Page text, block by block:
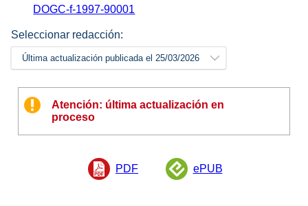
DOGC-f-1997-90001
Seleccionar redacción:
Última actualización publicada el 25/03/2026
Atención: última actualización en
proceso
PDF ePUB